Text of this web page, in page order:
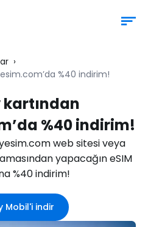
%40 indirim!
kartından
%40 indirim!
web sitesi veya
yapacağın eSIM
%40 indirim!
Mobil'i indir